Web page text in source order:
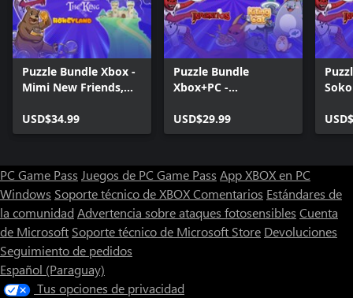
Puzzle Bundle Xbox -
Mimi New Friends,
Sokoban games
USD$34.99
Puzzle Bundle
Xbox+PC -
and Cats!
USD$29.99
PC Game Pass Juegos de PC Game Pass App XBOX en PC
Windows Soporte técnico de XBOXComentarios Estándares de
la comunidad Advertencia sobre ataques fotosensibles Cuenta
de Microsoft Soporte técnico de Microsoft Store Devoluciones
Seguimiento de pedidos
Español (Paraguay)
Tus opciones de privacidad